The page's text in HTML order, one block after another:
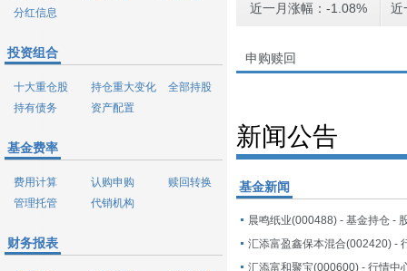
分红信息
投资组合
十大重仓股 持仓重大变化
全部持股
持有债务
资产配置
基金费率
费用计算 认购申购
赎回转换
管理托管
代销机构
财务报表
近一月涨幅：-1.08%
近
申购赎回
新闻公告
基金新闻
汇添富和聚宝(000600) - 行情中